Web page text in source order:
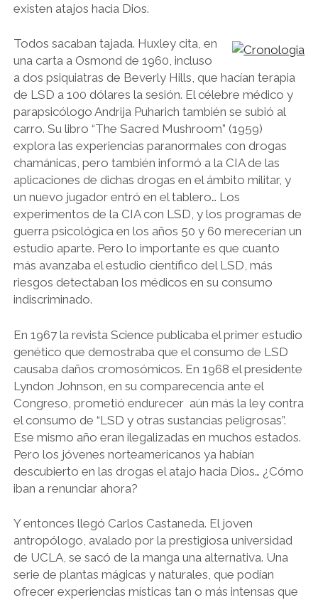
existen atajos hacia Dios.
Todos sacaban tajada. Huxley cita, en
una carta a Osmond de 1960, incluso
a dos psiquiatras de Beverly Hills, que hacían terapia
de LSD a 100 dólares la sesión. El célebre médico y
parapsicólogo Andrija Puharich también se subió al
carro. Su libro “The Sacred Mushroom” (1959)
explora las experiencias paranormales con drogas
chamánicas, pero también informó a la CIA de las
aplicaciones de dichas drogas en el ámbito militar, y
un nuevo jugador entró en el tablero… Los
experimentos de la CIA con LSD, y los programas de
guerra psicológica en los años 50 y 60 merecerían un
estudio aparte. Pero lo importante es que cuanto
más avanzaba el estudio científico del LSD, más
riesgos detectaban los médicos en su consumo
indiscriminado.
En 1967 la revista Science publicaba el primer estudio
genético que demostraba que el consumo de LSD
causaba daños cromosómicos. En 1968 el presidente
Lyndon Johnson, en su comparecencia ante el
Congreso, prometió endurecer aún más la ley contra
el consumo de “LSD y otras sustancias peligrosas”.
Ese mismo año eran ilegalizadas en muchos estados.
Pero los jóvenes norteamericanos ya habían
descubierto en las drogas el atajo hacia Dios… ¿Cómo
iban a renunciar ahora?
Y entonces llegó Carlos Castaneda. El joven
antropólogo, avalado por la prestigiosa universidad
de UCLA, se sacó de la manga una alternativa. Una
serie de plantas mágicas y naturales, que podían
ofrecer experiencias místicas tan o más intensas que